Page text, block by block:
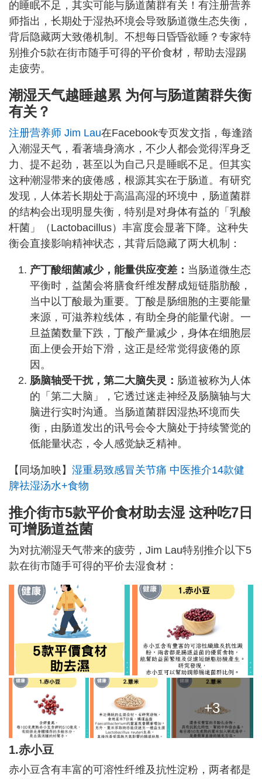
的睡眠不足，其实可能与肠道菌群有关！有注册营养
师指出，长期处于湿热环境会导致肠道微生态失衡，
背后隐藏两大致倦机制。不想每日昏昏欲睡？专家特
别推介5款在街市随手可得的平价食材，帮助去湿踢
走疲劳。
潮湿天气越睡越累 为何与肠道菌群失衡
有关？
注册营养师 Jim Lau在Facebook专页发文指，每逢踏
入潮湿天气，看著墙身滴水，不少人都会觉得浑身乏
力、提不起劲，甚至以为自己只是睡眠不足。但其实
这种潮湿带来的疲倦感，根源其实在于肠道。有研究
发现，人体若长期处于高温高湿的环境中，肠道菌群
的结构会出现明显失衡，特别是对身体有益的「乳酸
杆菌」（Lactobacillus）丰富度会显著下降。这种失
衡会直接影响精神状态，其背后隐藏了两大机制：
产丁酸细菌减少，能量供应变差： 当肠道微生态
平衡时，益菌会将膳食纤维发酵成短链脂肪酸，
当中以丁酸最为重要。丁酸是肠细胞的主要能量
来源，可滋养粒线体，有助全身的能量代谢。一
旦益菌数量下跌，丁酸产量减少，身体在细胞层
面上便会开始下滑，这正是经常觉得疲倦的原
因。
肠脑轴受干扰，第二大脑失灵： 肠道被称为人体
的「第二大脑」，它透过迷走神经及肠脑轴与大
脑进行实时沟通。当肠道菌群因湿热环境而失
衡，由肠道发出的讯号会令大脑处于持续警觉的
低能量状态，令人感觉缺乏精神。
【同场加映】 湿重易致感冒关节痛 中医推介14款健
脾祛湿汤水+食物
推介街市5款平价食材助去湿 这种吃7日
可增肠道益菌
为对抗潮湿天气带来的疲劳，Jim Lau特别推介以下5
款在街市随手可得的平价去湿食材：
+3
1.赤小豆
赤小豆含有丰富的可溶性纤维及抗性淀粉，两者都是